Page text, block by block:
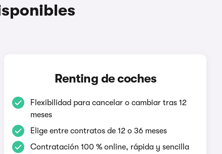
Renting de coches
Flexibilidad para cancelar o cambiar tras 12
meses
Elige entre contratos de 12 o 36 meses
Contratación 100 % online, rápida y sencilla